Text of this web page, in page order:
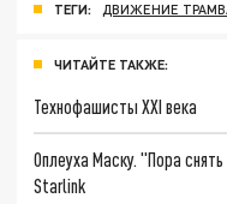
ТЕГИ: ДВИЖЕНИЕ
ЧИТАЙТЕ ТАКЖЕ:
Технофашисты XXI века
Оплеуха Маску. "Пора
Starlink